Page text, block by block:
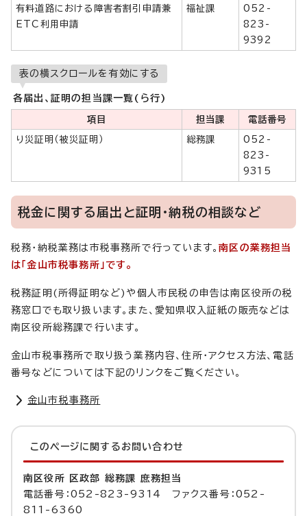
有料道路における障害者割引申請兼
ETC利用申請
福祉課
052-
823-
9392
表の横スクロールを有効にする
各届出、証明の担当課一覧(ら行)
項目 担当課 電話番号
り災証明（被災証明） 総務課
052-
823-
9315
税金に関する届出と証明・納税の相談など
税務・納税業務は市税事務所で行っています。南区の業務担当
は「金山市税事務所」です。
税務証明(所得証明など)や個人市民税の申告は南区役所の税
務窓口でも取り扱います。また、愛知県収入証紙の販売などは
南区役所総務課で行います。
金山市税事務所で取り扱う業務内容、住所・アクセス方法、電話
番号などについては下記のリンクをご覧ください。
金山市税事務所
このページに関する お問い合わせ
南区役所 区政部 総務課 庶務担当
電話番号：052-823-9314 ファクス番号：052-
811-6360